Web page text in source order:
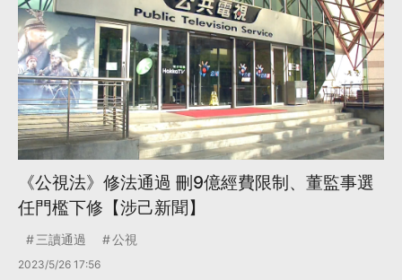
《公視法》修法通過 刪9億經費限制、董監事選
任門檻下修【涉己新聞】
三讀通過 公視
2023/5/26 17:56